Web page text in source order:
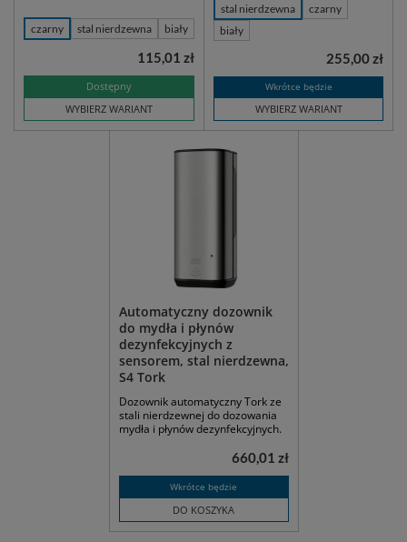
czarny stal nierdzewna biały
Dostępny
WYBIERZ WARIANT
115,01 zł
stal nierdzewna
czarny
biały
Wkrótce będzie
WYBIERZ WARIANT
255,00 zł
Automatyczny dozownik
do mydła i płynów
dezynfekcyjnych z
sensorem, stal nierdzewna,
S4 Tork
Dozownik automatyczny Tork ze
stali nierdzewnej do dozowania
mydła i płynów dezynfekcyjnych.
Wkrótce będzie
DO KOSZYKA
660,01 zł